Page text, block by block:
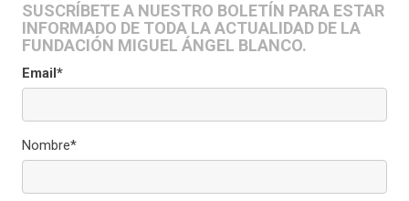
SUSCRÍBETE A NUESTRO BOLETÍN PARA ESTAR
INFORMADO DE TODA LA ACTUALIDAD DE LA
FUNDACIÓN MIGUEL ÁNGEL BLANCO.
Email*
Nombre*